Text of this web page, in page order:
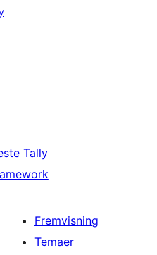
Tally
Fremvisning
Temaer